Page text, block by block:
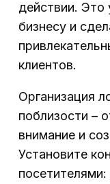
действии. Это
бизнесу и
клиентов.
Организация
поблизости –
внимание и
Установите
посетителями: